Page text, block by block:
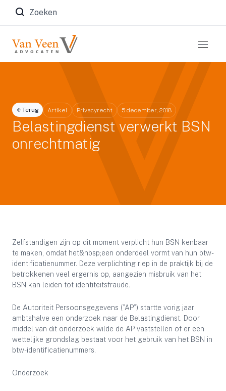
Zoeken naar:
Terug Artikel Privacyrecht 5 december, 2018
Belastingdienst verwerkt BSN
onrechtmatig
Zelfstandigen zijn op dit moment verplicht hun BSN kenbaar
te maken, omdat het&nbsp;een onderdeel vormt van hun btw-
identificatienummer. Deze verplichting riep in de praktijk bij de
betrokkenen veel ergernis op, aangezien misbruik van het
BSN kan leiden tot identiteitsfraude.
De Autoriteit Persoonsgegevens (”AP”) startte vorig jaar
ambtshalve een onderzoek naar de Belastingdienst. Door
middel van dit onderzoek wilde de AP vaststellen of er een
wettelijke grondslag bestaat voor het gebruik van het BSN in
btw-identificatienummers.
Onderzoek